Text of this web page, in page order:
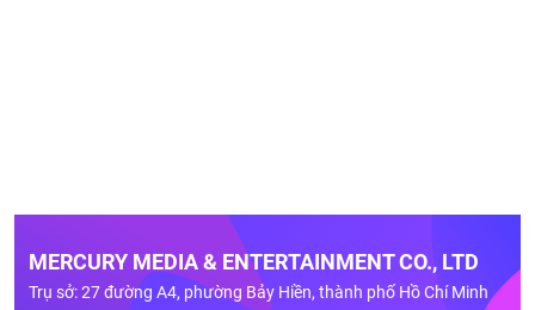
MERCURY MEDIA & ENTERTAINMENT CO., LTD
Trụ sở: 27 đường A4, phường Bảy Hiền, thành phố Hồ Chí Minh